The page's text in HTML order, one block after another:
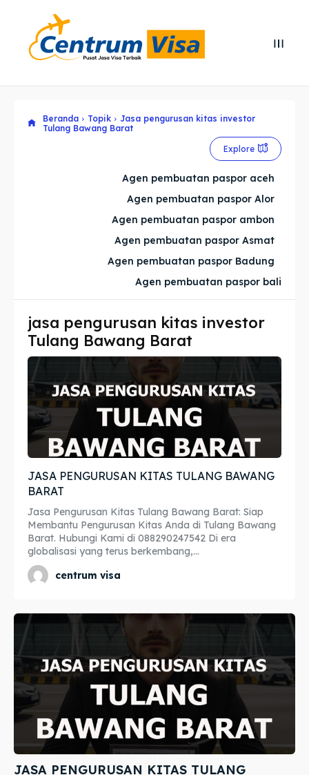
Explore our destinations
Imta
Legalisir
Apostille
Penerjemah
Asuransi
Blog
Explore our destinations
Imta
Legalisir
Apostille
Penerjemah
Asuransi
Blog
Beranda Topik
Jasa pengurusan kitas investor
Tulang Bawang Barat
Explore
Agen pembuatan paspor aceh
Agen pembuatan paspor Alor
Agen pembuatan paspor ambon
Agen pembuatan paspor Asmat
Agen pembuatan paspor Badung
Agen pembuatan paspor bali
jasa pengurusan kitas investor
Tulang Bawang Barat
JASA PENGURUSAN KITAS TULANG BAWANG
BARAT
Jasa Pengurusan Kitas Tulang Bawang Barat: Siap
Membantu Pengurusan Kitas Anda di Tulang Bawang
Barat. Hubungi Kami di 088290247542 Di era
globalisasi yang terus berkembang,...
centrum visa
JASA PENGURUSAN KITAS TULANG